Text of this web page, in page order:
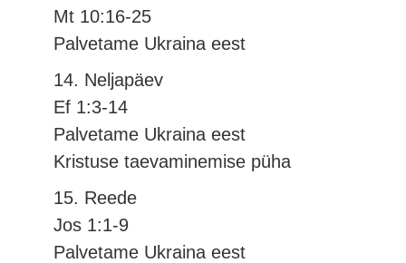
Mt 10:16-25
Palvetame Ukraina eest
14. Neljapäev
Ef 1:3-14
Palvetame Ukraina eest
Kristuse taevaminemise püha
15. Reede
Jos 1:1-9
Palvetame Ukraina eest